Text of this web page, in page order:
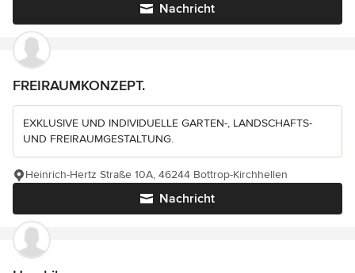
Nachricht
FREIRAUMKONZEPT.
EXKLUSIVE UND INDIVIDUELLE GARTEN-, LANDSCHAFTS-
UND FREIRAUMGESTALTUNG.
Nachricht
Heinrich-Hertz Straße 10A, 46244 Bottrop-Kirchhellen